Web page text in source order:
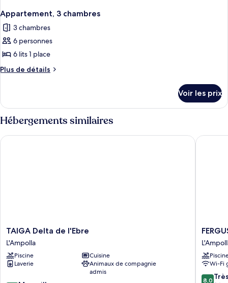
Appartement, 3 chambres
3 chambres
6 personnes
6 lits 1 place
Plus de détails
Plus
le
type
de
chambre
Appartement,
Voir les prix
Hébergements similaires
TAIGA
Delta
de
l'Ebre
L'Ampolla
TAIGA Delta de l'Ebre
L'Ampolla
Piscine
Cuisine
Laverie
Animaux de compagnie
admis
TAIGA Delta de l'Ebre
FERGUS
Cap
Roig
Wi-Fi
8.0
8,0